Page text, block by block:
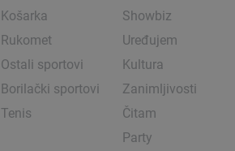
Košarka
Rukomet
Ostali sportovi
Borilački sportovi
Tenis
Showbiz
Uređujem
Kultura
Zanimljivosti
Čitam
Party